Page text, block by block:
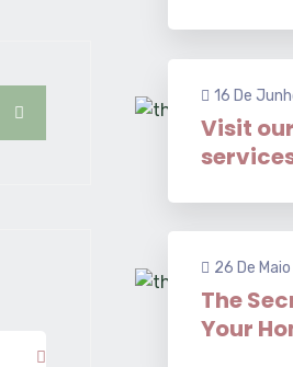
16 De
Visit
26 De
The
Your